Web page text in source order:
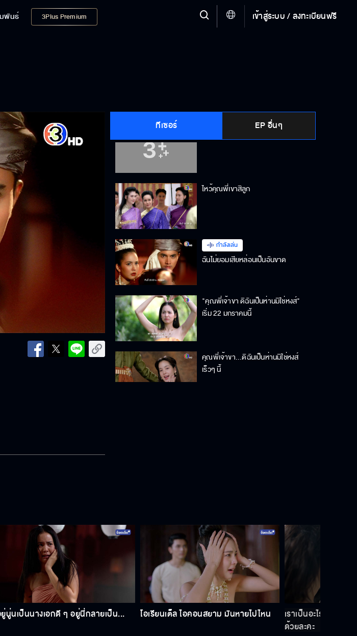
พันธ์ 3Plus Premium เข้าสู่ระบบ / ลงทะเบียนฟรี
ทีเซอร์ EP อื่นๆ
เขาหล่อนะ แต่เขาเคี้ยวหมาก
ไหว้คุณพี่เขาสิลูก
กำลังเล่น
ฉันไม่ยอมเสียหล่อนเป็นอันขาด
"คุณพี่เจ้าขา ดิฉันเป็นห่านมิใช่หงส์"
เริ่ม 22 มกราคมนี้
คุณพี่เจ้าขา...ดิฉันเป็นห่านมิใช่หงส์
เร็วๆ นี้
นู่นเป็นนางเอกดี ๆ อยู่นี่กลายเป็น... โอเรียนเต็ล ไอคอนสยาม มันหายไปไหน
เราเป็นอะไรกัน ทำไ
ด้วยละคะ